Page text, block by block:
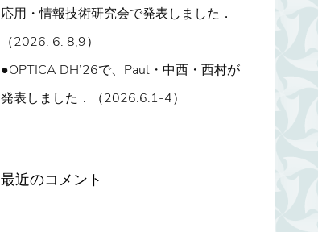
応用・情報技術研究会で発表しました．
（2026. 6. 8,9）
●OPTICA DH’26で、Paul・中西・西村が
発表しました．（2026.6.1-4）
最近のコメント